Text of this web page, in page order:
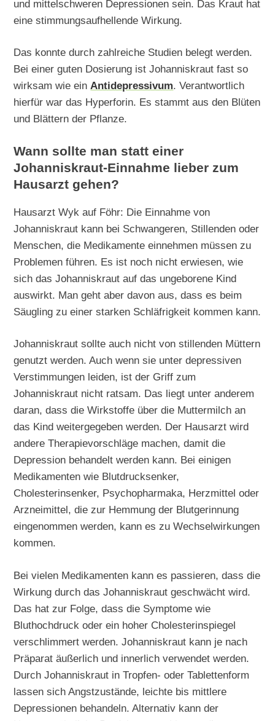
und mittelschweren Depressionen sein. Das Kraut hat
eine stimmungsaufhellende Wirkung.
Das konnte durch zahlreiche Studien belegt werden.
Bei einer guten Dosierung ist Johanniskraut fast so
wirksam wie einAntidepressivum. Verantwortlich
hierfür war das Hyperforin. Es stammt aus den Blüten
und Blättern der Pflanze.
Wann sollte man statt einer
Johanniskraut-Einnahme lieber zum
Hausarzt gehen?
Hausarzt Wyk auf Föhr: Die Einnahme von
Johanniskraut kann bei Schwangeren, Stillenden oder
Menschen, die Medikamente einnehmen müssen zu
Problemen führen. Es ist noch nicht erwiesen, wie
sich das Johanniskraut auf das ungeborene Kind
auswirkt. Man geht aber davon aus, dass es beim
Säugling zu einer starken Schläfrigkeit kommen kann.
Johanniskraut sollte auch nicht von stillenden Müttern
genutzt werden. Auch wenn sie unter depressiven
Verstimmungen leiden, ist der Griff zum
Johanniskraut nicht ratsam. Das liegt unter anderem
daran, dass die Wirkstoffe über die Muttermilch an
das Kind weitergegeben werden. Der Hausarzt wird
andere Therapievorschläge machen, damit die
Depression behandelt werden kann. Bei einigen
Medikamenten wie Blutdrucksenker,
Cholesterinsenker, Psychopharmaka, Herzmittel oder
Arzneimittel, die zur Hemmung der Blutgerinnung
eingenommen werden, kann es zu Wechselwirkungen
kommen.
Bei vielen Medikamenten kann es passieren, dass die
Wirkung durch das Johanniskraut geschwächt wird.
Das hat zur Folge, dass die Symptome wie
Bluthochdruck oder ein hoher Cholesterinspiegel
verschlimmert werden. Johanniskraut kann je nach
Präparat äußerlich und innerlich verwendet werden.
Durch Johanniskraut in Tropfen- oder Tablettenform
lassen sich Angstzustände, leichte bis mittlere
Depressionen behandeln. Alternativ kann der